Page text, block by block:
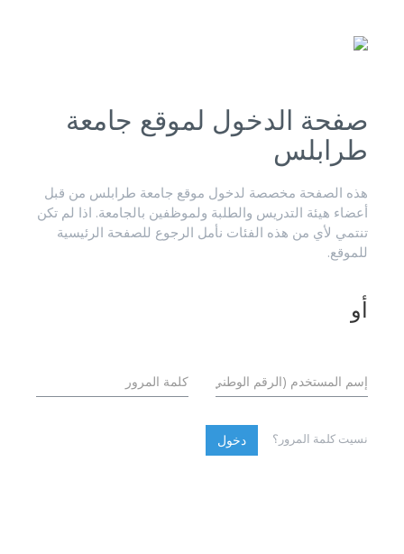
صفحة الدخول لموقع جامعة
طرابلس
هذه الصفحة مخصصة لدخول موقع جامعة طرابلس من قبل
أعضاء هيئة التدريس والطلبة ولموظفين بالجامعة. اذا لم تكن
تنتمي لأي من هذه الفئات نأمل الرجوع للصفحة الرئيسية
للموقع.
أو
نسيت كلمة المرور؟ دخول